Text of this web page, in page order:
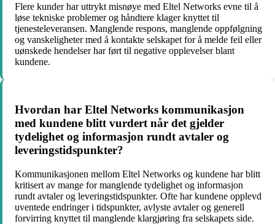
Flere kunder har uttrykt misnøye med Eltel Networks evne til å
løse tekniske problemer og håndtere klager knyttet til
tjenesteleveransen. Manglende respons, manglende oppfølgning
og vanskeligheter med å kontakte selskapet for å melde feil eller
uønskede hendelser har ført til negative opplevelser blant
kundene.
Hvordan har Eltel Networks kommunikasjon
med kundene blitt vurdert når det gjelder
tydelighet og informasjon rundt avtaler og
leveringstidspunkter?
Kommunikasjonen mellom Eltel Networks og kundene har blitt
kritisert av mange for manglende tydelighet og informasjon
rundt avtaler og leveringstidspunkter. Ofte har kundene opplevd
uventede endringer i tidspunkter, avlyste avtaler og generell
forvirring knyttet til manglende klargjøring fra selskapets side.